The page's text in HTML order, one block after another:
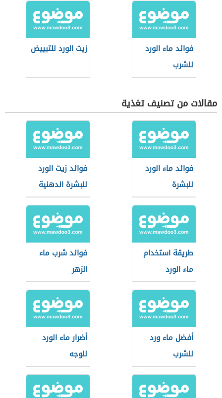
فوائد ماء الورد
للشرب
زيت الورد للتبييض
مقالات من تصنيف تغذية
فوائد ماء الورد
للبشرة
فوائد زيت الورد
للبشرة الدهنية
طريقة استخدام
ماء الورد
فوائد شرب ماء
الزهر
أفضل ماء ورد
للشرب
أضرار ماء الورد
للوجه